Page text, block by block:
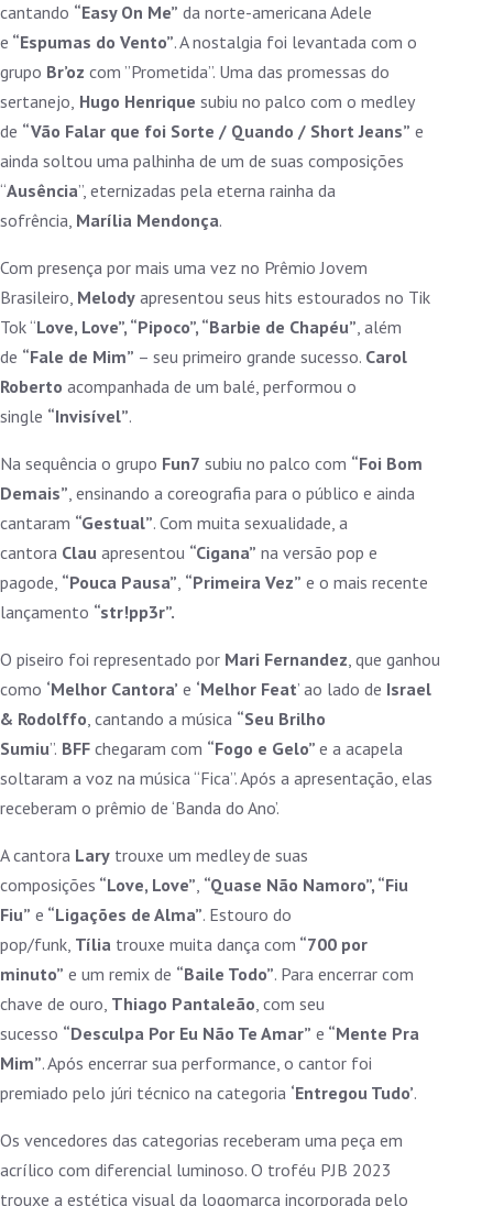
cantando “Easy On Me” da norte-americana Adele
e “Espumas do Vento”. A nostalgia foi levantada com o
grupo Br’oz com ”Prometida”. Uma das promessas do
sertanejo, Hugo Henrique subiu no palco com o medley
de “Vão Falar que foi Sorte / Quando / Short Jeans” e
ainda soltou uma palhinha de um de suas composições
“Ausência”, eternizadas pela eterna rainha da
sofrência, Marília Mendonça.
Com presença por mais uma vez no Prêmio Jovem
Brasileiro, Melody apresentou seus hits estourados no Tik
Tok “Love, Love”, “Pipoco”, “Barbie de Chapéu”, além
de “Fale de Mim” – seu primeiro grande sucesso. Carol
Roberto acompanhada de um balé, performou o
single “Invisível”.
Na sequência o grupo Fun7 subiu no palco com “Foi Bom
Demais”, ensinando a coreografia para o público e ainda
cantaram “Gestual”. Com muita sexualidade, a
cantora Clau apresentou “Cigana” na versão pop e
pagode, “Pouca Pausa”, “Primeira Vez” e o mais recente
lançamento “str!pp3r”.
O piseiro foi representado por Mari Fernandez, que ganhou
como ‘Melhor Cantora’ e ‘Melhor Feat’ ao lado de Israel
& Rodolffo, cantando a música “Seu Brilho
Sumiu”. BFF chegaram com “Fogo e Gelo” e a acapela
soltaram a voz na música “Fica”. Após a apresentação, elas
receberam o prêmio de ‘Banda do Ano’.
A cantora Lary trouxe um medley de suas
composições “Love, Love”, “Quase Não Namoro”, “Fiu
Fiu” e “Ligações de Alma”. Estouro do
pop/funk, Tília trouxe muita dança com “700 por
minuto” e um remix de “Baile Todo”. Para encerrar com
chave de ouro, Thiago Pantaleão, com seu
sucesso “Desculpa Por Eu Não Te Amar” e “Mente Pra
Mim”. Após encerrar sua performance, o cantor foi
premiado pelo júri técnico na categoria ‘Entregou Tudo’.
Os vencedores das categorias receberam uma peça em
acrílico com diferencial luminoso. O troféu PJB 2023
trouxe a estética visual da logomarca incorporada pelo